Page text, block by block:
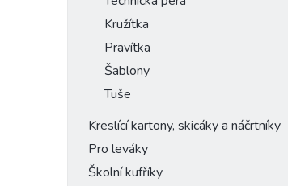
Kružítka
Pravítka
Šablony
Tuše
Kreslící kartony, skicáky a náčrtníky
Pro leváky
Školní kufříky